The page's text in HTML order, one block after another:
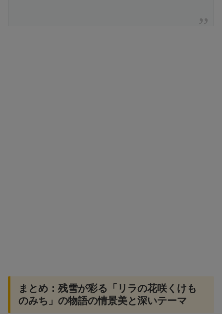
まとめ：残雪が彩る「リラの花咲くけも
のみち」の物語の情景美と深いテーマ